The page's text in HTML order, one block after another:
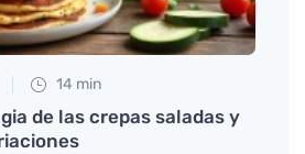
14 min
de las crepas saladas y